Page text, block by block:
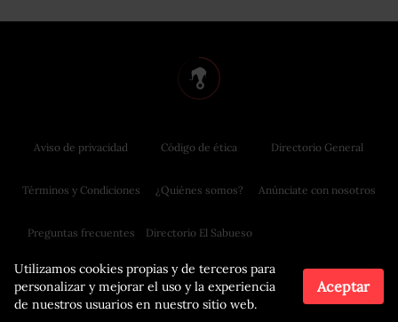
Utilizamos cookies propias y de terceros para
personalizar y mejorar el uso y la experiencia
de nuestros usuarios en nuestro sitio web.
Aceptar
Aviso de privacidad
Términos y Condiciones
Preguntas frecuentes
Código de ética
¿Quiénes somos?
Directorio El Sabueso
Directorio General
Anúnciate con nosotros